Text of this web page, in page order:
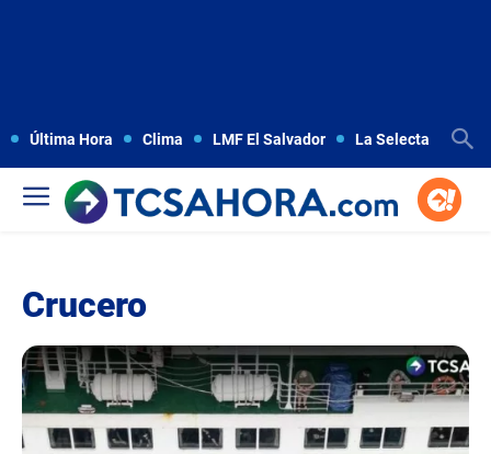
Última Hora Clima LMF El Salvador La Selecta
Crucero